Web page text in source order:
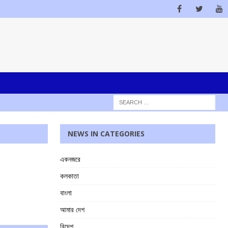
NEWS IN CATEGORIES
একনজরে
কলকাতা
বাংলা
আমার দেশ